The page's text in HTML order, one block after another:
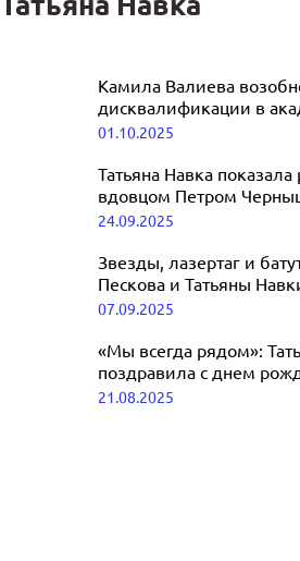
Семилетняя дочь
Заворотнюк и Петра
впервые выступит в шоу
Камила Валиева
дисквалификации в
Навки
01.10.2025
Татьяна Навка
вдовцом Петром
24.09.2025
Звезды, лазертаг и
Пескова и Татьяны
летие с размахом
07.09.2025
«Мы всегда рядом»:
поздравила с днем
Дмитрия Пескова
21.08.2025